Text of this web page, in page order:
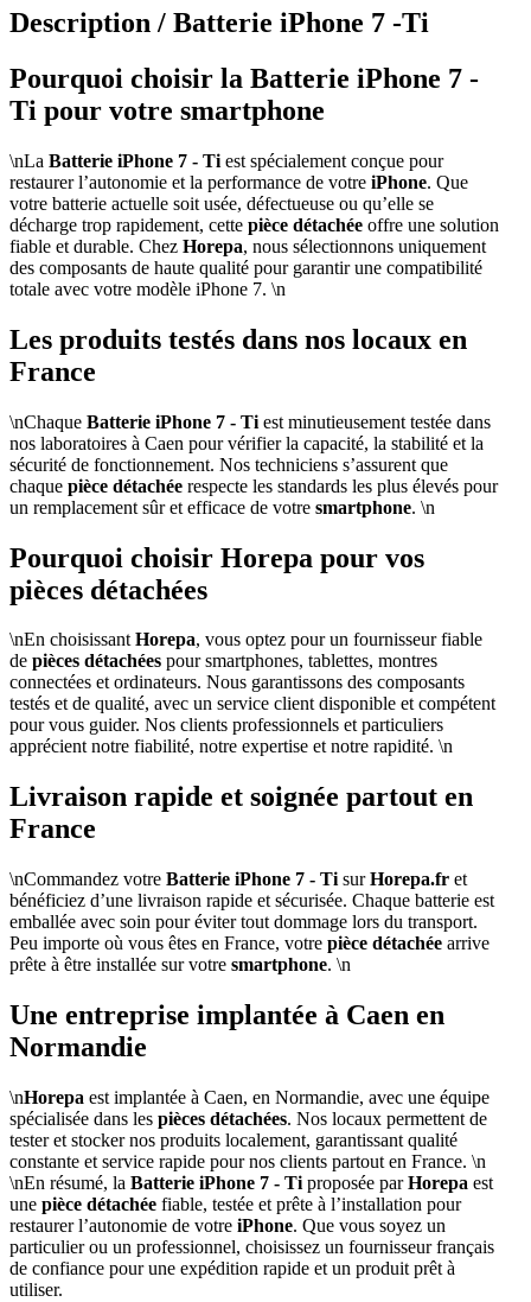
Description / Batterie iPhone 7 -Ti
Pourquoi choisir la Batterie iPhone 7 -
Ti pour votre smartphone
\nLa Batterie iPhone 7 - Ti est spécialement conçue pour
restaurer l’autonomie et la performance de votre iPhone. Que
votre batterie actuelle soit usée, défectueuse ou qu’elle se
décharge trop rapidement, cette pièce détachée offre une solution
fiable et durable. Chez Horepa, nous sélectionnons uniquement
des composants de haute qualité pour garantir une compatibilité
totale avec votre modèle iPhone 7. \n
Les produits testés dans nos locaux en
France
\nChaque Batterie iPhone 7 - Ti est minutieusement testée dans
nos laboratoires à Caen pour vérifier la capacité, la stabilité et la
sécurité de fonctionnement. Nos techniciens s’assurent que
chaque pièce détachée respecte les standards les plus élevés pour
un remplacement sûr et efficace de votre smartphone. \n
Pourquoi choisir Horepa pour vos
pièces détachées
\nEn choisissantHorepa, vous optez pour un fournisseur fiable
de pièces détachées pour smartphones, tablettes, montres
connectées et ordinateurs. Nous garantissons des composants
testés et de qualité, avec un service client disponible et compétent
pour vous guider. Nos clients professionnels et particuliers
apprécient notre fiabilité, notre expertise et notre rapidité. \n
Livraison rapide et soignée partout en
France
\nCommandez votre Batterie iPhone 7 - Ti surHorepa.fr et
bénéficiez d’une livraison rapide et sécurisée. Chaque batterie est
emballée avec soin pour éviter tout dommage lors du transport.
Peu importe où vous êtes en France, votre pièce détachée arrive
prête à être installée sur votre smartphone. \n
Une entreprise implantée à Caen en
Normandie
\nHorepa est implantée à Caen, en Normandie, avec une équipe
spécialisée dans les pièces détachées. Nos locaux permettent de
tester et stocker nos produits localement, garantissant qualité
constante et service rapide pour nos clients partout en France. \n
\nEn résumé, la Batterie iPhone 7 - Ti proposée parHorepa est
une pièce détachée fiable, testée et prête à l’installation pour
restaurer l’autonomie de votre iPhone. Que vous soyez un
particulier ou un professionnel, choisissez un fournisseur français
de confiance pour une expédition rapide et un produit prêt à
utiliser.